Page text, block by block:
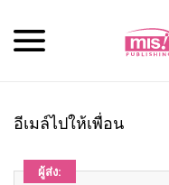
อีเมล์ไปให้เพื่อน
ผู้ส่ง: